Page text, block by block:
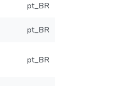
pt_BR
pt_BR
pt_BR